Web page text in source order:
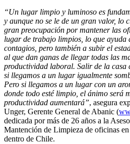
“Un lugar limpio y luminoso es
y aunque no se le de un gran valor, lo
gran preocupación por mantener las
lugar de trabajo limpios, lo que
contagios, pero también a subir el
al que dan ganas de llegar todas las
productividad laboral. Salir de la casa
si llegamos a un lugar igualmente
Pero si llegamos a un lugar con un
donde todo esté limpio, el ánimo será
productividad aumentará”, asegura
Unger, Gerente General de Abanic (
dedicada por más de 26 años a la
Mantención de Limpieza de oficinas
dentro de Chile.